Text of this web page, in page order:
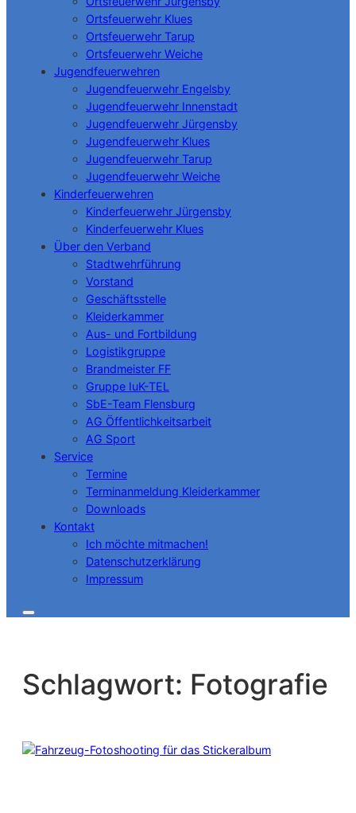
Ortsfeuerwehr Klues
Ortsfeuerwehr Tarup
Ortsfeuerwehr Weiche
Jugendfeuerwehren
Jugendfeuerwehr Engelsby
Jugendfeuerwehr Innenstadt
Jugendfeuerwehr Jürgensby
Jugendfeuerwehr Klues
Jugendfeuerwehr Tarup
Jugendfeuerwehr Weiche
Kinderfeuerwehren
Kinderfeuerwehr Jürgensby
Kinderfeuerwehr Klues
Über den Verband
Stadtwehrführung
Vorstand
Geschäftsstelle
Kleiderkammer
Aus- und Fortbildung
Logistikgruppe
Brandmeister FF
Gruppe IuK-TEL
SbE-Team Flensburg
AG Öffentlichkeitsarbeit
AG Sport
Service
Termine
Terminanmeldung Kleiderkammer
Downloads
Kontakt
Ich möchte mitmachen!
Datenschutzerklärung
Impressum
Schlagwort: Fotografie